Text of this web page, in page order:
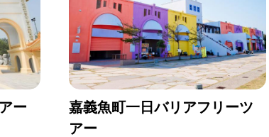
ー
嘉義魚町一日バリアフリーツ
アー